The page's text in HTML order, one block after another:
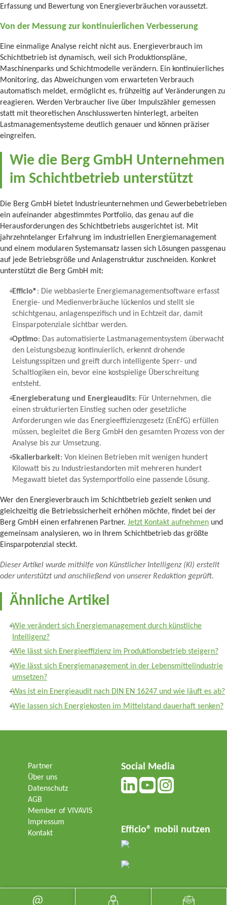
Erfassung und Bewertung von Energieverbräuchen voraussetzt.
Von der Messung zur kontinuierlichen Verbesserung
Eine einmalige Analyse reicht nicht aus. Energieverbrauch im
Schichtbetrieb ist dynamisch, weil sich Produktionspläne,
Maschinenparks und Schichtmodelle verändern. Ein kontinuierliches
Monitoring, das Abweichungen vom erwarteten Verbrauch
automatisch meldet, ermöglicht es, frühzeitig auf Veränderungen zu
reagieren. Werden Verbraucher live über Impulszähler gemessen
statt mit theoretischen Anschlusswerten hinterlegt, arbeiten
Lastmanagementsysteme deutlich genauer und können präziser
eingreifen.
Wie die Berg GmbH Unternehmen
im Schichtbetrieb unterstützt
Die Berg GmbH bietet Industrieunternehmen und Gewerbebetrieben
ein aufeinander abgestimmtes Portfolio, das genau auf die
Herausforderungen des Schichtbetriebs ausgerichtet ist. Mit
jahrzehntelanger Erfahrung im industriellen Energiemanagement
und einem modularen Systemansatz lassen sich Lösungen passgenau
auf jede Betriebsgröße und Anlagenstruktur zuschneiden. Konkret
unterstützt die Berg GmbH mit:
Efficio®: Die webbasierte Energiemanagementsoftware erfasst
Energie- und Medienverbräuche lückenlos und stellt sie
schichtgenau, anlagenspezifisch und in Echtzeit dar, damit
Einsparpotenziale sichtbar werden.
Optimo: Das automatisierte Lastmanagementsystem überwacht
den Leistungsbezug kontinuierlich, erkennt drohende
Leistungsspitzen und greift durch intelligente Sperr- und
Schaltlogiken ein, bevor eine kostspielige Überschreitung
entsteht.
Energieberatung und Energieaudits: Für Unternehmen, die
einen strukturierten Einstieg suchen oder gesetzliche
Anforderungen wie das Energieeffizienzgesetz (EnEfG) erfüllen
müssen, begleitet die Berg GmbH den gesamten Prozess von der
Analyse bis zur Umsetzung.
Skalierbarkeit: Von kleinen Betrieben mit wenigen hundert
Kilowatt bis zu Industriestandorten mit mehreren hundert
Megawatt bietet das Systemportfolio eine passende Lösung.
Wer den Energieverbrauch im Schichtbetrieb gezielt senken und
gleichzeitig die Betriebssicherheit erhöhen möchte, findet bei der
Berg GmbH einen erfahrenen Partner. Jetzt Kontakt aufnehmen und
gemeinsam analysieren, wo in Ihrem Schichtbetrieb das größte
Einsparpotenzial steckt.
Dieser Artikel wurde mithilfe von Künstlicher Intelligenz (KI) erstellt
oder unterstützt und anschließend von unserer Redaktion geprüft.
Ähnliche Artikel
Wie verändert sich Energiemanagement durch künstliche
Intelligenz?
Wie lässt sich Energieeffizienz im Produktionsbetrieb steigern?
Wie lässt sich Energiemanagement in der Lebensmittelindustrie
umsetzen?
Was ist ein Energieaudit nach DIN EN 16247 und wie läuft es ab?
Wie lassen sich Energiekosten im Mittelstand dauerhaft senken?
Partner
Über uns
Datenschutz
AGB
Member of VIVAVIS
Impressum
Kontakt
Social Media
Efficio® mobil nutzen